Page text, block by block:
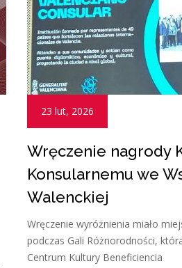
23 lut, 2026
Wręczenie nagrody
Konsularnemu we
Walenckiej
Wręczenie wyróżnienia miało
podczas Gali Różnorodności,
Centrum Kultury Beneficiencia